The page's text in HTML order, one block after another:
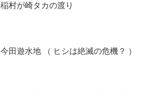
稲村が崎タカの渡り
今田遊水地 （ ヒシは絶滅の危機？ ）